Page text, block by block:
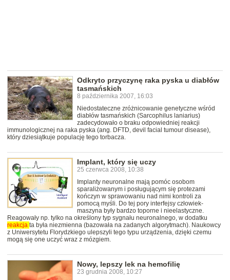
Odkryto przyczynę raka pyska u diabłów
tasmańskich
8 października 2007, 16:03
Niedostateczne zróżnicowanie genetyczne wśród
diabłów tasmańskich (Sarcophilus laniarius)
zadecydowało o braku odpowiedniej reakcji
immunologicznej na raka pyska (ang. DFTD, devil facial tumour disease),
który dziesiątkuje populację tego torbacza.
Implant, który się uczy
25 czerwca 2008, 10:38
Implanty neuronalne mają pomóc osobom
sparaliżowanym i posługującym się protezami
kończyn w sprawowaniu nad nimi kontroli za
pomocą myśli. Do tej pory interfejsy człowiek-
maszyna były bardzo toporne i nieelastyczne.
Reagowały np. tylko na określony typ sygnału neuronalnego, w dodatku
reakcja ta była niezmienna (bazowała na zadanych algorytmach). Naukowcy
z Uniwersytetu Florydzkiego ulepszyli tego typu urządzenia, dzięki czemu
mogą się one uczyć wraz z mózgiem.
Nowy, lepszy lek na hemofilię
23 grudnia 2008, 10:27